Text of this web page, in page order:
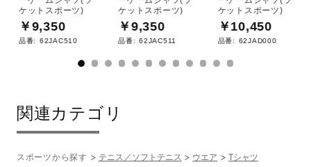
ケットスポーツ)
￥9,350
品番: 62JAC510
ケットスポーツ)
￥9,350
品番: 62JAC511
ケットスポーツ)
￥10,450
品番: 62JAD000
関連カテゴリ
スポーツから探す テニス／ソフトテニス ウエア Tシャツ